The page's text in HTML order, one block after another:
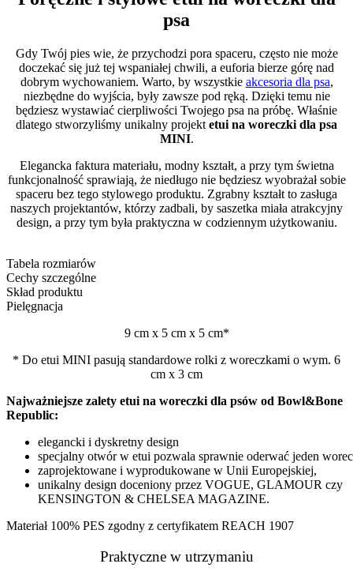
psa
Gdy Twój pies wie, że przychodzi pora spaceru, często nie może
doczekać się już tej wspaniałej chwili, a euforia bierze górę nad
dobrym wychowaniem. Warto, by wszystkie akcesoria dla psa,
niezbędne do wyjścia, były zawsze pod ręką. Dzięki temu nie
będziesz wystawiać cierpliwości Twojego psa na próbę. Właśnie
dlatego stworzyliśmy unikalny projekt etui na woreczki dla psa
MINI.
Elegancka faktura materiału, modny kształt, a przy tym świetna
funkcjonalność sprawiają, że niedługo nie będziesz wyobrażał sobie
spaceru bez tego stylowego produktu. Zgrabny kształt to zasługa
naszych projektantów, którzy zadbali, by saszetka miała atrakcyjny
design, a przy tym była praktyczna w codziennym użytkowaniu.
Tabela rozmiarów
Cechy szczególne
Skład produktu
Pielęgnacja
9 cm x 5 cm x 5 cm*
* Do etui MINI pasują standardowe rolki z woreczkami o wym. 6
cm x 3 cm
Najważniejsze zalety etui na woreczki dla psów od Bowl&Bone
Republic:
elegancki i dyskretny design
specjalny otwór w etui pozwala sprawnie oderwać jeden
zaprojektowane i wyprodukowane w Unii Europejskiej,
unikalny design doceniony przez VOGUE, GLAMOUR czy
KENSINGTON & CHELSEA MAGAZINE.
Materiał 100% PES zgodny z certyfikatem REACH 1907
Praktyczne w utrzymaniu